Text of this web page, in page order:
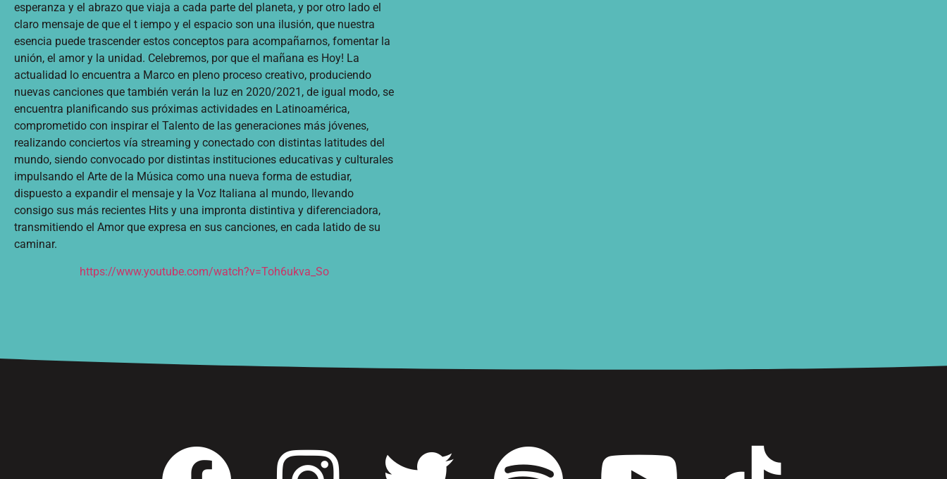
esperanza y el abrazo que viaja a cada parte del planeta, y por otro lado el
claro mensaje de que el t iempo y el espacio son una ilusión, que nuestra
esencia puede trascender estos conceptos para acompañarnos, fomentar la
unión, el amor y la unidad. Celebremos, por que el mañana es Hoy! La
actualidad lo encuentra a Marco en pleno proceso creativo, produciendo
nuevas canciones que también verán la luz en 2020/2021, de igual modo, se
encuentra planificando sus próximas actividades en Latinoamérica,
comprometido con inspirar el Talento de las generaciones más jóvenes,
realizando conciertos vía streaming y conectado con distintas latitudes del
mundo, siendo convocado por distintas instituciones educativas y culturales
impulsando el Arte de la Música como una nueva forma de estudiar,
dispuesto a expandir el mensaje y la Voz Italiana al mundo, llevando
consigo sus más recientes Hits y una impronta distintiva y diferenciadora,
transmitiendo el Amor que expresa en sus canciones, en cada latido de su
caminar.
https://www.youtube.com/watch?v=Toh6ukva_So